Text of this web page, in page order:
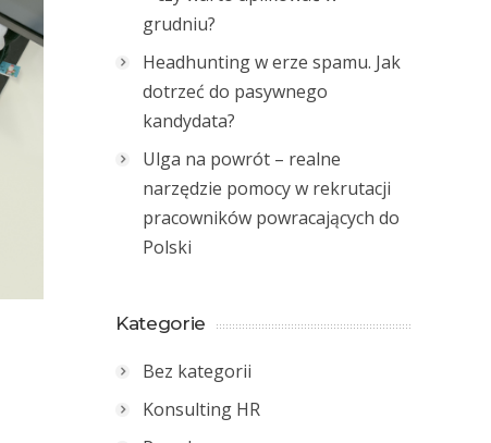
grudniu?
Headhunting w erze spamu. Jak
dotrzeć do pasywnego
kandydata?
Ulga na powrót – realne
narzędzie pomocy w rekrutacji
pracowników powracających do
Polski
Kategorie
Bez kategorii
Konsulting HR